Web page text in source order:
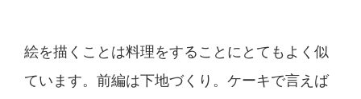
絵を描くことは料理をすることにとてもよく似
ています。 前編は下地づくり。ケーキで言えば